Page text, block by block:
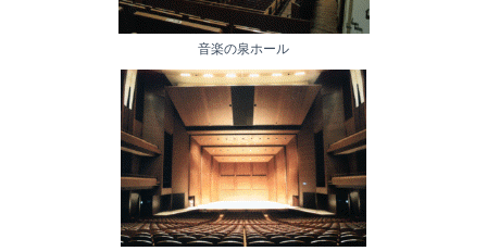
音楽の泉ホール